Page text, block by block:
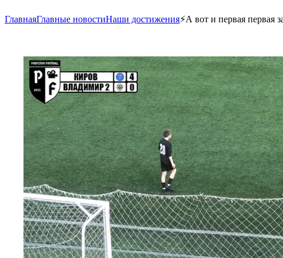
ГлавнаяГлавные новостиНаши достижения⚡️А вот и первая первая